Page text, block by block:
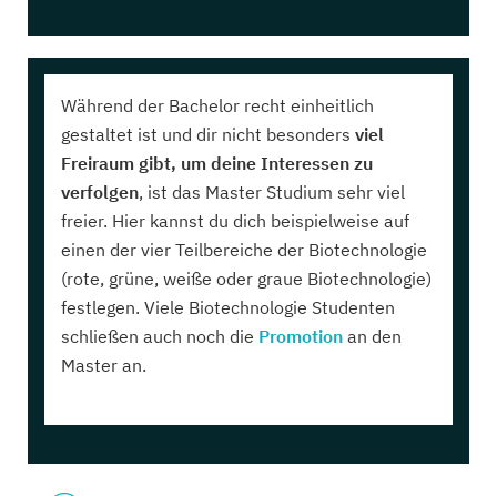
Während der Bachelor recht einheitlich
gestaltet ist und dir nicht besonders viel
Freiraum gibt, um deine Interessen zu
verfolgen, ist das Master Studium sehr viel
freier. Hier kannst du dich beispielweise auf
einen der vier Teilbereiche der Biotechnologie
(rote, grüne, weiße oder graue Biotechnologie)
festlegen. Viele Biotechnologie Studenten
schließen auch noch die Promotion an den
Master an.